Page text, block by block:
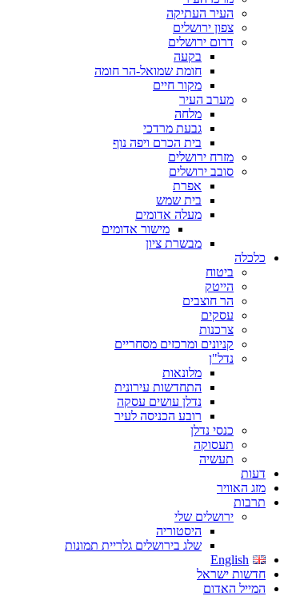
העיר העתיקה
צפון ירושלים
דרום ירושלים
בקעה
חומת שמואל-הר חומה
מקור חיים
מערב העיר
מלחה
גבעת מרדכי
בית הכרם ויפה נוף
מזרח ירושלים
סובב ירושלים
אפרת
בית שמש
מעלה אדומים
מישור אדומים
מבשרת ציון
כלכלה
ביטוח
הייטק
הר חוצבים
עסקים
צרכנות
קניונים ומרכזים מסחריים
נדל"ן
מלונאות
התחדשות עירונית
נדלן עושים עסקה
רובע הכניסה לעיר
כנסי נדלן
תעסוקה
תעשיה
דעות
מזג האוויר
תרבות
ירושלים שלי
היסטוריה
שלג בירושלים גלריית תמונות
English
חדשות ישראל
המייל האדום